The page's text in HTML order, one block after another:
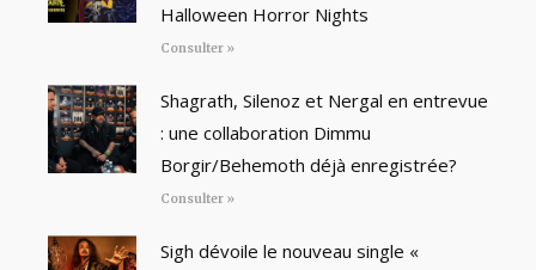
Halloween Horror Nights
Consulter »
Shagrath, Silenoz et Nergal en entrevue
: une collaboration Dimmu
Borgir/Behemoth déjà enregistrée?
Consulter »
Sigh dévoile le nouveau single «